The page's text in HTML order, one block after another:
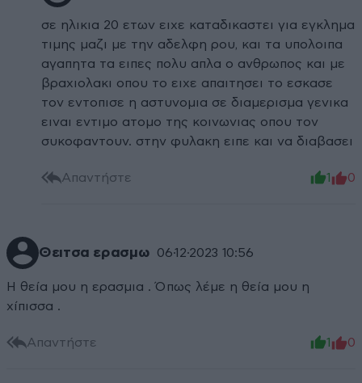
σε ηλικια 20 ετων ειχε καταδικαστει για εγκλημα
τιμης μαζι με την αδελφη ρου, και τα υπολοιπα
αγαπητα τα ειπες πολυ απλα ο ανθρωπος και με
βραχιολακι οπου το ειχε απαιτησει το εσκασε
τον εντοπισε η αστυνομια σε διαμερισμα γενικα
ειναι εντιμο ατομο της κοινωνιας οπου τον
συκοφαντουν. στην φυλακη ειπε και να διαβασει
Απαντήστε 1 0
Θειτσα ερασμω 06·12·2023 10:56
Η θεία μου η ερασμια . Όπως λέμε η θεία μου η
χίπισσα .
Απαντήστε 1 0